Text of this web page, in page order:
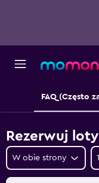
FAQ (Często
Rezerwuj
W obie strony